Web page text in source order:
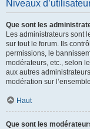
Niveaux
Que sont les
Les administrateurs sont
sur tout le forum. Ils
permissions, le
modérateurs, etc., selon
aux autres
modération sur
Haut
Que sont les